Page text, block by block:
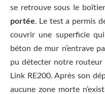
se retrouve sous le
portée . Le test a permis
couvrir une superficie
béton de mur n’entrave
pu détecter notre routeur
Link RE200. Après son
aucune zone morte